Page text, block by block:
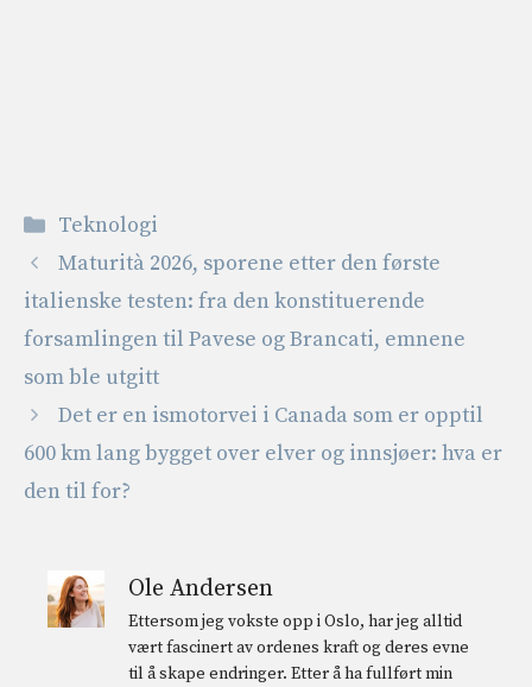
Kategorier
Teknologi
Maturità 2026, sporene etter den første
italienske testen: fra den konstituerende
forsamlingen til Pavese og Brancati, emnene
som ble utgitt
Det er en ismotorvei i Canada som er opptil
600 km lang bygget over elver og innsjøer: hva er
den til for?
Ole Andersen
Ettersom jeg vokste opp i Oslo, har jeg alltid
vært fascinert av ordenes kraft og deres evne
til å skape endringer. Etter å ha fullført min